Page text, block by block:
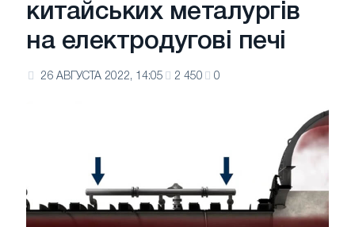
китайських металургів
на електродугові печі
26 АВГУСТА 2022, 14:05 2 450 0